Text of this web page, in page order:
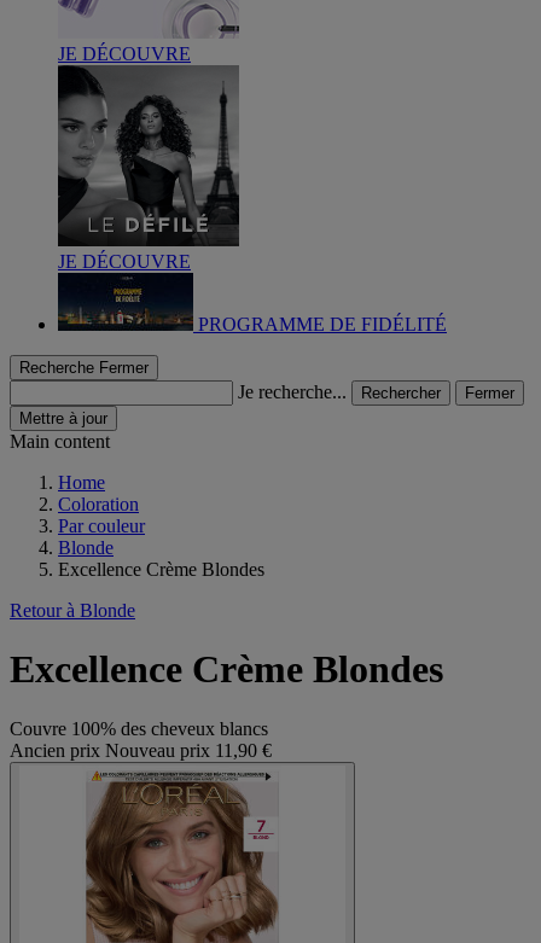
JE DÉCOUVRE
JE DÉCOUVRE
PROGRAMME DE FIDÉLITÉ
Recherche Fermer
Je recherche... Rechercher
Fermer
Mettre à jour
Main content
Home
Coloration
Par couleur
Blonde
Excellence Crème Blondes
Retour à Blonde
Excellence Crème Blondes
Couvre 100% des cheveux blancs
Ancien prix Nouveau prix 11,90 €